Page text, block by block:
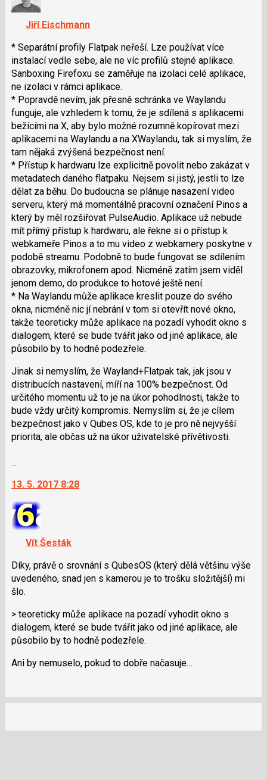
K
navigaci
lze
použít
i
klávesy
N
pro
následující
a
P
pro
předchozí
nový
názor
Jiří Eischmann
* Separátní profily Flatpak neřeší. Lze používat více
instalací vedle sebe, ale ne víc profilů stejné aplikace.
Sanboxing Firefoxu se zaměřuje na izolaci celé aplikace,
ne izolaci v rámci aplikace.
* Popravdě nevím, jak přesně schránka ve Waylandu
funguje, ale vzhledem k tomu, že je sdílená s aplikacemi
bežícími na X, aby bylo možné rozumně kopírovat mezi
aplikacemi na Waylandu a na XWaylandu, tak si myslím, že
tam nějaká zvýšená bezpečnost není.
* Přístup k hardwaru lze explicitně povolit nebo zakázat v
metadatech daného flatpaku. Nejsem si jistý, jestli to lze
dělat za běhu. Do budoucna se plánuje nasazení video
serveru, který má momentálně pracovní označení Pinos a
který by měl rozšiřovat PulseAudio. Aplikace už nebude
mít přímý přístup k hardwaru, ale řekne si o přístup k
webkameře Pinos a to mu video z webkamery poskytne v
podobě streamu. Podobně to bude fungovat se sdílením
obrazovky, mikrofonem apod. Nicméně zatím jsem viděl
jenom demo, do produkce to hotové ještě není.
* Na Waylandu může aplikace kreslit pouze do svého
okna, nicméně nic jí nebrání v tom si otevřít nové okno,
takže teoreticky může aplikace na pozadí vyhodit okno s
dialogem, které se bude tvářit jako od jiné aplikace, ale
působilo by to hodně podezřele.
Jinak si nemyslím, že Wayland+Flatpak tak, jak jsou v
distribucích nastavení, míří na 100% bezpečnost. Od
určitého momentu už to je na úkor pohodlnosti, takže to
bude vždy určitý kompromis. Nemyslím si, že je cílem
bezpečnost jako v Qubes OS, kde to je pro ně nejvyšší
priorita, ale občas už na úkor uživatelské přívětivosti.
další
názor.
K
navigaci
lze
použít
i
pro
následující
a
pro
nový
13. 5. 2017 8:28
Vít Šesták
Díky, právě o srovnání s QubesOS (který dělá většinu výše
uvedeného, snad jen s kamerou je to trošku složitější) mi
šlo.
> teoreticky může aplikace na pozadí vyhodit okno s
dialogem, které se bude tvářit jako od jiné aplikace, ale
působilo by to hodně podezřele.
Ani by nemuselo, pokud to dobře načasuje…